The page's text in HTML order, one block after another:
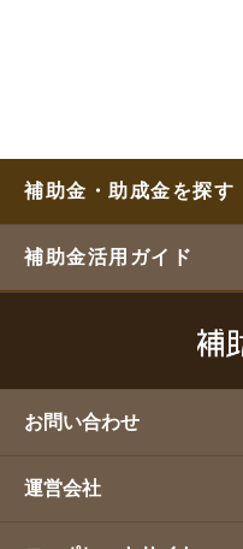
補助金・助成金を探す
補助金活用ガイド
お問い合わせ
運営会社